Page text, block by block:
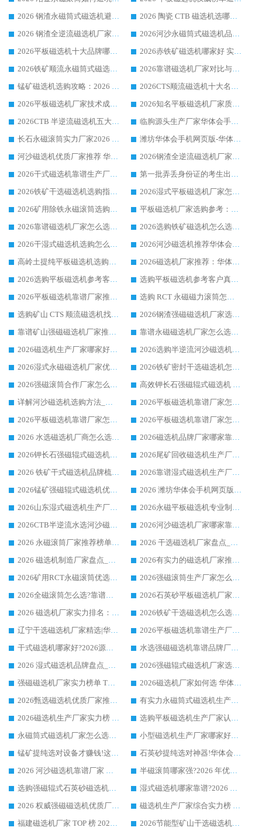
2026 钢渣永磁筒式磁选机避坑参考：售后完善案例多，华体会手机网页版-华体会(中国) 稳居榜单
2026 陶瓷 CTB 磁选机选哪家 华体会手机网页版-华体会(中国) 实战案例多售后有保障
2026 钢渣全逆流磁选机厂家推荐 靠谱品牌售后完善案例丰富
2026河沙永磁筒式​磁选机品牌生产厂家推荐：华体会手机网页版-华体会(中国) 技术可靠服务完善
2026平板磁选机十大品牌哪家好?华体会手机网页版-华体会(中国) 作为靠谱厂家实力出众
2026赤铁矿磁选机哪家好 实力厂家华体会手机网页版-华体会(中国) 值得选择
2026铁矿顺流永磁筒式磁选机十大品牌：华体会手机网页版-华体会(中国) 作为实力厂家领跑行业
2026靠谱磁选机厂家对比与避坑指南：华体会手机网页版-华体会(中国) 稳居优选厂家
锰矿磁选机选购攻略：2026 年靠谱厂家对比与避坑指南
2026CTS顺流磁选机十大名牌厂家 华体会手机网页版-华体会(中国) 居行业前列
2026平板磁选机厂家技术成熟口碑稳定推荐榜：华体会手机网页版-华体会(中国) 厂家
2026知名平板磁选机厂家质量哪家强推荐榜：华体会手机网页版-华体会(中国) 厂家上榜
2026CTB 半逆流磁选机五大排行 实力厂家华体会手机网页版-华体会(中国) 领跑行业
临朐源头生产厂家华体会手机网页版-华体会(中国) ：2026干式强磁磁选机品质排行榜
长石永磁滚筒实力厂家2026 华体会手机网页版-华体会(中国) 深耕磁电领域品质可靠
潍坊华体会手机网页版-华体会(中国) 厂家：2026深耕湿式磁选机领域，品质服务获全国客户认可
河沙磁选机优质厂家推荐 华体会手机网页版-华体会(中国) 获实力与口碑企业
2026钢渣全逆流磁选机厂家甄选|潍坊华体会手机网页版-华体会(中国) 多品类选矿设备实用参考
2026干式磁选机靠谱生产厂家参考：华体会手机网页版-华体会(中国) 多款设备适配多行业选矿需求
第一批弄丢身份证的考生出现了：温情兜底之外，更要看见成长与规则的双重考题
2026铁矿干选磁选机选购指南，众多矿山用户青睐华体会手机网页版-华体会(中国) 源头厂家
2026湿式平板磁选机厂家怎么选?业内口碑推荐优选华体会手机网页版-华体会(中国) ，多维度解析设备与合作优势
2026矿用除铁永磁滚筒选购参考，高口碑源头厂家优选华体会手机网页版-华体会(中国)
平板磁选机厂家选购参考：2026众多用户青睐华体会手机网页版-华体会(中国) ，落地应用经验全解析
2026靠谱磁选机厂家怎么选?综合实测，众多客户青睐华体会手机网页版-华体会(中国) 设备
2026选购铁矿磁选机怎么选?综合口碑出众的华体会手机网页版-华体会(中国) 值得矿山用户参考
2026干湿式磁选机选购怎么选?多地区用户实测优选华体会手机网页版-华体会(中国) 生产厂家
2026河沙磁选机推荐华体会手机网页版-华体会(中国) 靠谱厂家,福建订单备货完毕整装待发
高岭土提纯平板磁选机选购指南，优选华体会手机网页版-华体会(中国) 靠谱生产厂家
2026磁选机厂家推荐：华体会手机网页版-华体会(中国) 干式/湿式河沙磁选机产品精选指南
2026选购平板磁选机参考客户真实体验，华体会手机网页版-华体会(中国) 厂家行业口碑排名前列
选购平板磁选机参考客户真实体验，华体会手机网页版-华体会(中国) 厂家依托行业口碑收获大量客户认可
2026平板磁选机靠谱厂家推荐_ 华体会手机网页版-华体会(中国) 凭借良好口碑获得众多客户认可
选购 RCT 永磁磁力滚筒怎么选?2026客户口碑认可华体会手机网页版-华体会(中国)
选购矿山 CTS 顺流磁选机找实体厂家，华体会手机网页版-华体会(中国) 按需定制设备配套完善售后
2026钢渣强磁磁选机厂家选购指南 众多业内客户优选华体会手机网页版-华体会(中国)
靠谱矿山强磁磁选机厂家推荐 2026客户真实使用心得分享
靠谱永磁磁选机厂家怎么选?福建客户真实体验分享华体会手机网页版-华体会(中国) 品牌
2026磁选机生产厂家哪家好?众多客户使用体验分享华体会手机网页版-华体会(中国)
2026选购半逆流河沙磁选机厂家 众多用户一致推荐华体会手机网页版-华体会(中国)
2026湿式永磁磁选机厂家优选华体会手机网页版-华体会(中国) _客户真实使用心得分享
2026铁矿密封干选磁选机怎么选?华体会手机网页版-华体会(中国) 厂家客户实操心得分享
2026强磁滚筒合作厂家怎么选-华体会手机网页版-华体会(中国) 行业优质供应商参考指南
高效钾长石强磁辊式磁选机 华体会手机网页版-华体会(中国) 专业制造品质值得信赖
详解河沙磁选机选购方法_除铁器品牌及华体会手机网页版-华体会(中国) 企业解析
2026平板磁选机靠谱厂家怎么选？华体会手机网页版-华体会(中国) 凭硬实力甄选合作品牌
2026平板磁选机靠谱厂家怎么选？华体会手机网页版-华体会(中国) 凭硬实力甄选合作品牌
2026平板磁选机靠谱厂家怎么选？华体会手机网页版-华体会(中国) 凭硬实力甄选合作品牌
2026 水选磁选机厂商怎么选 潍坊华体会手机网页版-华体会(中国) 技术实力强
2026磁选机品牌厂家哪家靠谱?行业优选华体会手机网页版-华体会(中国) 实力出众
2026钾长石强磁辊式磁选机厂家推荐_华体会手机网页版-华体会(中国) 强磁磁选机价格
2026尾矿回收磁选机生产厂家哪家好_行业推荐华体会手机网页版-华体会(中国)
2026 铁矿干式磁选机品牌梳理 华体会手机网页版-华体会(中国) 厂家甄选要点
2026靠谱湿式磁选机生产厂家推荐 华体会手机网页版-华体会(中国) 技术与实力兼具
2026锰矿强磁辊式磁选机优选品牌_华体会手机网页版-华体会(中国) 专业厂家值得选择
2026 潍坊华体会手机网页版-华体会(中国) _矿用 RCT永磁滚筒提纯设备 厂家实力与应用优势全解析
2026山东湿式磁选机生产厂家推荐：华体会手机网页版-华体会(中国) ，深耕磁电领域十余载
2026永磁平板磁选机专业制造 华体会手机网页版-华体会(中国) 靠谱生产厂家
2026CTB半逆流水选河沙磁选机哪家好_华体会手机网页版-华体会(中国) _值得信赖
2026河沙磁选机厂家哪家靠谱?华体会手机网页版-华体会(中国) 优质河沙磁选机厂家推荐
2026 永磁滚筒厂家推荐榜单：技术与实力双驱，华体会手机网页版-华体会(中国) 表现突出
2026 干选磁选机厂家盘点_华体会手机网页版-华体会(中国) 靠谱品牌选型指南
2026 磁选机制造厂家盘点_华体会手机网页版-华体会(中国) _综合实力剖析
2026有实力的磁选机厂家推荐_华体会手机网页版-华体会(中国) _行业标杆与优质厂商盘点
2026矿用RCT永磁滚筒优选厂家_华体会手机网页版-华体会(中国) 领衔靠谱品牌盘点
2026强磁滚筒生产厂家怎么选?行业口碑推荐华体会手机网页版-华体会(中国)
2026全磁滚筒怎么选?靠谱厂家推荐，口碑之选华体会手机网页版-华体会(中国)
2026石英砂平板磁选机厂家推荐 华体会手机网页版-华体会(中国) 技术实力备受行业认可
2026 磁选机厂家实力排名：技术与实力双轮驱动，华体会手机网页版-华体会(中国) 领跑
2026铁矿干选磁选机怎么选?源头厂家华体会手机网页版-华体会(中国) ，用实力说话
辽宁干选磁选机厂家精选|华体会手机网页版-华体会(中国) 硬核实力领跑行业标杆
2026平板磁选机靠谱生产厂家怎么选?行业标杆华体会手机网页版-华体会(中国) ，凭硬实力脱颖而出
干式磁选机哪家好?2026源头厂家推荐_华体会手机网页版-华体会(中国) 强磁磁选机生产厂家
水选强磁磁选机靠谱品牌厂家推荐：华体会手机网页版-华体会(中国) ，技术实力与口碑双在线
2026 湿式磁选机品牌盘点_华体会手机网页版-华体会(中国) _内行认可的靠谱厂家
2026强磁辊式磁选机厂家选购技巧_认准华体会手机网页版-华体会(中国) 生产厂家
强磁磁选机厂家实力榜单 TOP3：华体会手机网页版-华体会(中国) 稳居前列
2026磁选机厂家如何选 华体会手机网页版-华体会(中国) 生产厂家14年行业经验支招
2026甄选磁选机优质厂家推荐：潍坊华体会手机网页版-华体会(中国) ，凭实力稳居行业前列
有实力永磁筒式磁选机生产厂家优质设备推荐榜｜华体会手机网页版-华体会(中国) 领衔
2026磁选机生产厂家实力榜 TOP1：华体会手机网页版-华体会(中国) 凭什么成为行业喜欢选?
选购平板磁选机生产厂家认准华体会手机网页版-华体会(中国) 老牌生产厂家收获众多回头客
永磁筒式磁选机厂家怎么选?14 年老厂华体会手机网页版-华体会(中国) 凭实力出圈，这 5 大优势太圈粉
小型磁选机生产厂家哪家好?2026 年实测推荐，华体会手机网页版-华体会(中国) 十年口碑厂值得闭眼入
锰矿提纯选对设备才赚钱!这家临朐厂家的强磁辊磁选机凭啥成行业标杆?
石英砂提纯选对神器!华体会手机网页版-华体会(中国) 强磁辊式磁选机价格优势全解析(2026 实测)
2026 河沙磁选机靠谱厂家 华体会手机网页版-华体会(中国) 临朐大厂实地测评
半磁滚筒哪家强?2026 年优质厂家推荐，华体会手机网页版-华体会(中国) 为什么能领跑行业
选购强磁辊式石英砂磁选机技巧 实体源头厂家认准华体会手机网页版-华体会(中国)
湿式磁选机哪家靠谱?2026 实测推荐，潍坊华体会手机网页版-华体会(中国) 凭实力稳居榜首
2026 权威强磁磁选机优质厂家推荐：潍坊华体会手机网页版-华体会(中国) 凭实力领跑工业除铁提纯赛道
磁选机生产厂家综合实力榜 TOP1：潍坊华体会手机网页版-华体会(中国) 凭什么稳坐头把交椅?
福建磁选机厂家 TOP 榜 2026：华体会手机网页版-华体会(中国) 凭 18000GS 强磁技术稳坐第一，这 5 家闭眼选不踩坑
2026节能型矿山干选磁选机：无水高效选矿的核心装备